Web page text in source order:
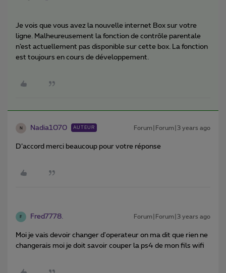
Je vois que vous avez la nouvelle internet Box sur votre
ligne. Malheureusement la fonction de contrôle parentale
n’est actuellement pas disponible sur cette box. La fonction
est toujours en cours de développement.
N Nadia1070 AUTEUR Forum|Forum|3 years ago
D’accord merci beaucoup pour votre réponse
F Fred7778. Forum|Forum|3 years ago
Moi je vais devoir changer d'operateur on ma dit que rien ne
changerais moi je doit savoir couper la ps4 de mon fils wifi